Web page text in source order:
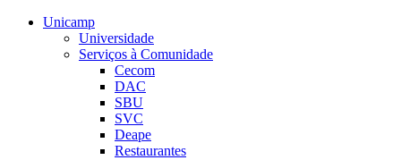
Conteúdo principal
Unicamp
Universidade
Serviços à Comunidade
Cecom
DAC
SBU
SVC
Deape
Restaurantes